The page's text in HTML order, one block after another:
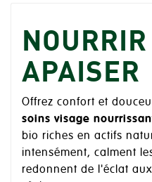
APAISER
Offrez confort et
soins visage
bio riches en actifs
intensément, calment
redonnent de l'éclat